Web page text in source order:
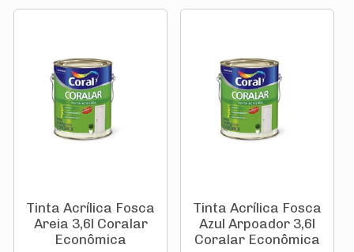
Tinta Acrílica Fosca
Areia 3,6l Coralar
Econômica
Tinta Acrílica Fosca
Azul Arpoador 3,6l
Coralar Econômica